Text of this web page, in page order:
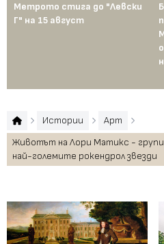
Метрото стига до "Левски
Г" на 15 август
Истории
Арт
Животът на Лори Матикс -
най-големите рокендрол звезди